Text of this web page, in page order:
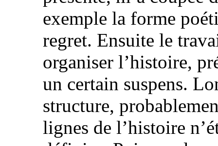
exemple la forme
regret. Ensuite le
organiser l’histoire,
un certain suspens.
structure,
lignes de l’histoire